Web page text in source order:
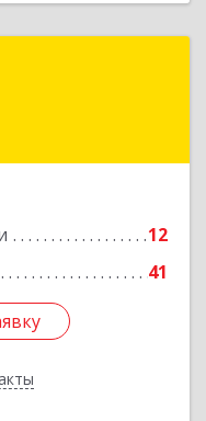
12
41
Пр. Г. Алиева 95,